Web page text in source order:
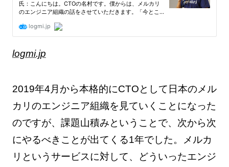
logmi.jp
2019年4月から本格的にCTOとして日本のメル
カリのエンジニア組織を見ていくことになった
のですが、課題山積みということで、次から次
にやるべきことが出てくる1年でした。メルカ
リというサービスに対して、どういったエンジ